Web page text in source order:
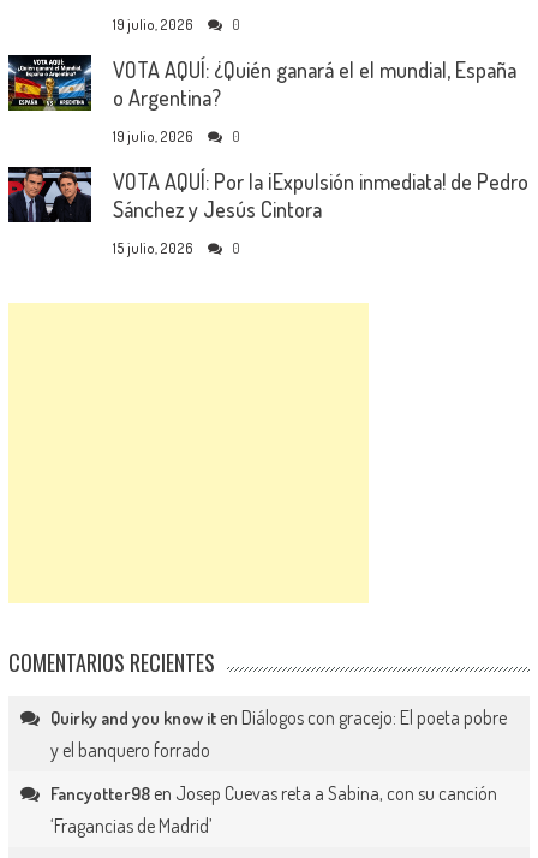
19 julio, 2026 0
VOTA AQUÍ: ¿Quién ganará el el mundial, España
o Argentina?
19 julio, 2026 0
VOTA AQUÍ: Por la ¡Expulsión inmediata! de Pedro
Sánchez y Jesús Cintora
15 julio, 2026 0
COMENTARIOS RECIENTES
Quirky and you know iten Diálogos con gracejo: El poeta pobre
y el banquero forrado
Fancyotter98en Josep Cuevas reta a Sabina, con su canción
‘Fragancias de Madrid’